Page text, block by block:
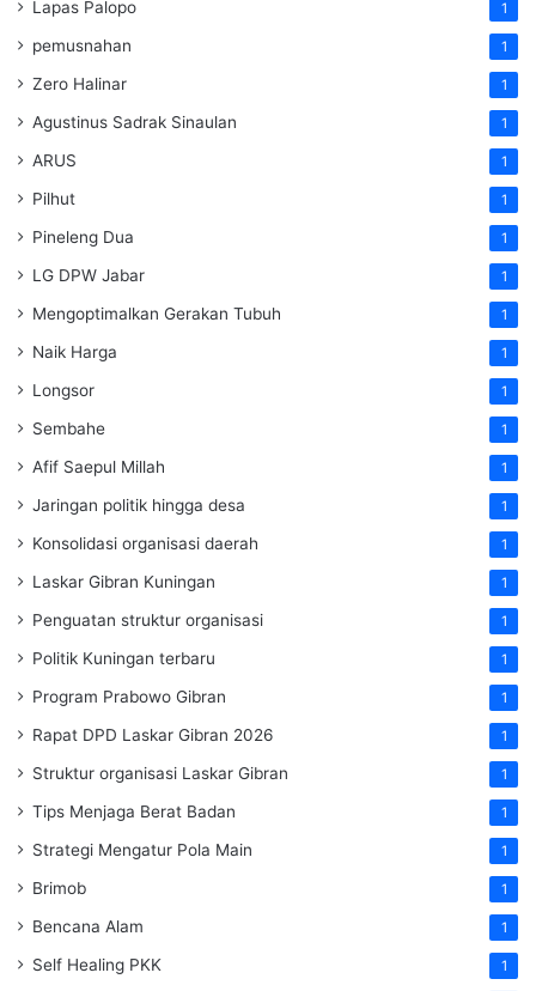
Lapas Palopo 1
pemusnahan 1
Zero Halinar 1
Agustinus Sadrak Sinaulan 1
ARUS 1
Pilhut 1
Pineleng Dua 1
LG DPW Jabar 1
Mengoptimalkan Gerakan Tubuh 1
Naik Harga 1
Longsor 1
Sembahe 1
Afif Saepul Millah 1
Jaringan politik hingga desa 1
Konsolidasi organisasi daerah 1
Laskar Gibran Kuningan 1
Penguatan struktur organisasi 1
Politik Kuningan terbaru 1
Program Prabowo Gibran 1
Rapat DPD Laskar Gibran 2026 1
Struktur organisasi Laskar Gibran 1
Tips Menjaga Berat Badan 1
Strategi Mengatur Pola Main 1
Brimob 1
Bencana Alam 1
Self Healing PKK 1